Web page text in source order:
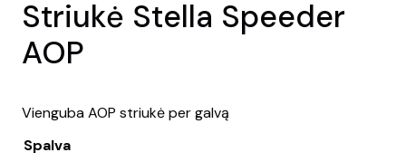
Striukė Stella Speeder
AOP
Vienguba AOP striukė per galvą
Spalva